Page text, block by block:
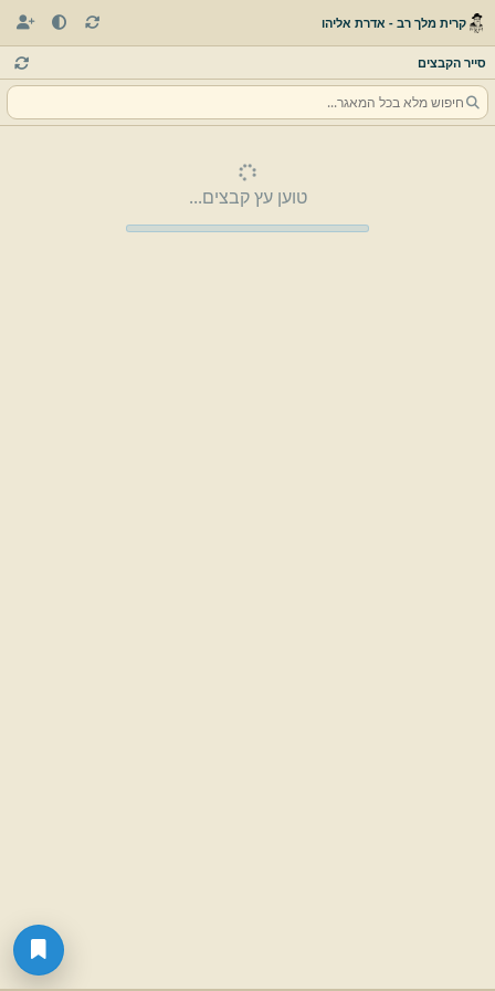
קרית מלך רב - אדרת אליהו
סייר הקבצים
טוען עץ קבצים...